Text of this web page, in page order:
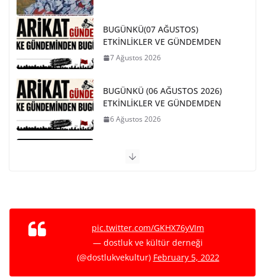
BUGÜNKÜ(07 AĞUSTOS)
ETKİNLİKLER VE GÜNDEMDEN
7 Ağustos 2026
BUGÜNKÜ (06 AĞUSTOS 2026)
ETKİNLİKLER VE GÜNDEMDEN
6 Ağustos 2026
Avukat Nebi Barlas’ı kaybettik.
PARİS KOMÜNÜ SON BARİKAT
29 Mayıs 2026
NATO VE EMPERYALİST SAVAŞA
pic.twitter.com/GKHX76yVIm
— dostluk ve kültür derneği
(@dostlukvekultur) February 5, 2022